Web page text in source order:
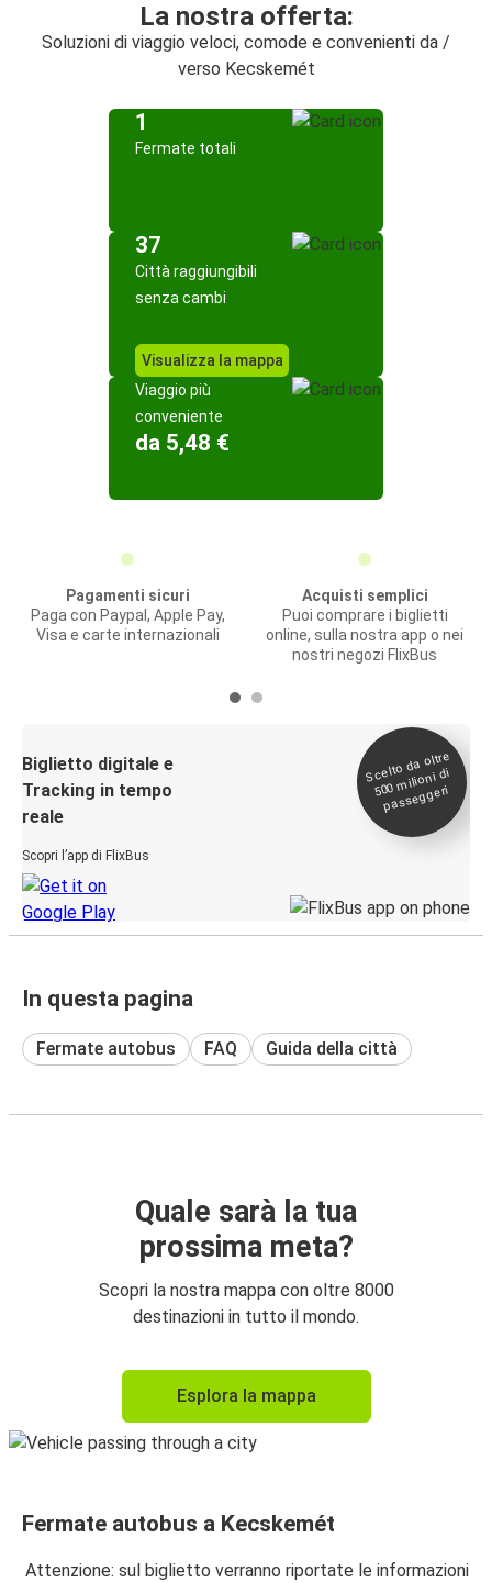
La nostra offerta:
Soluzioni di viaggio veloci, comode e convenienti da /
verso Kecskemét
1
Fermate totali
37
Città raggiungibili
senza cambi
Visualizza la mappa
Viaggio più
conveniente
da 5,48 €
Pagamenti sicuri
Paga con Paypal, Apple Pay,
Visa e carte internazionali
Acquisti semplici
Puoi comprare i biglietti
online, sulla nostra app o nei
nostri negozi FlixBus
Biglietto digitale e
Tracking in tempo
reale
Scopri l’app di FlixBus
Scelto da oltre
500
milioni di
passeggeri
In questa pagina
Fermate autobus FAQ Guida della città
Quale sarà la tua
prossima meta?
Scopri la nostra mappa con oltre 8000
destinazioni in tutto il mondo.
Esplora la mappa
Fermate autobus a Kecskemét
Attenzione: sul biglietto verranno riportate le informazioni